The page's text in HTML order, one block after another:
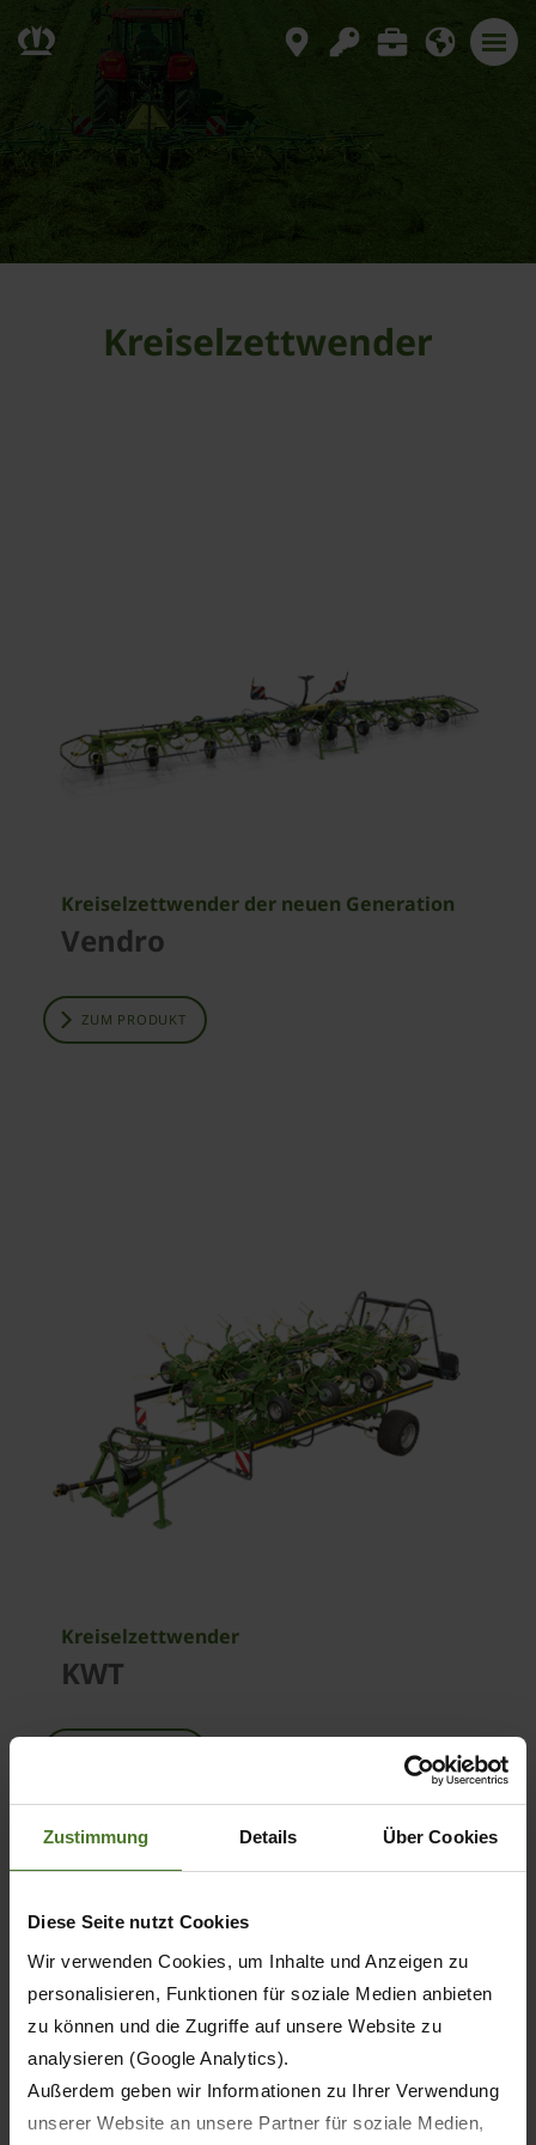
Zustimmung Details Über Cookies
Diese Seite nutzt Cookies
Wir verwenden Cookies, um Inhalte und Anzeigen zu
personalisieren, Funktionen für soziale Medien anbieten
zu können und die Zugriffe auf unsere Website zu
analysieren (Google Analytics).
Außerdem geben wir Informationen zu Ihrer Verwendung
unserer Website an unsere Partner für soziale Medien,
Kreiselzettwender
Kreiselzettwender der neuen Generation
Vendro
ZUM PRODUKT
Kreiselzettwender
KWT